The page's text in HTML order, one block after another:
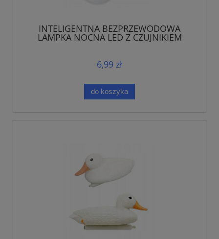
INTELIGENTNA BEZPRZEWODOWA
LAMPKA NOCNA LED Z CZUJNIKIEM
6,99 zł
do koszyka